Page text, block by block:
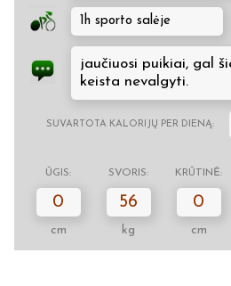
1h sporto salėje
jaučiuosi puikiai, gal
keista nevalgyti.
SUVARTOTA KALORIJŲ PER DIENĄ:
ŪGIS: SVORIS: KRŪTINĖ:
0
cm
56
kg
0
cm